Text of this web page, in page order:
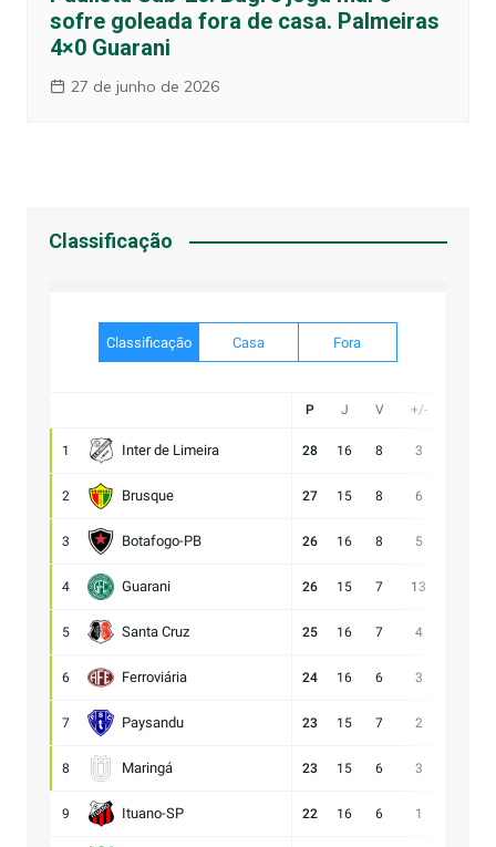
sofre goleada fora de casa. Palmeiras
4×0 Guarani
27 de junho de 2026
Classificação
Classificação Casa Fora
P J V +/-
1 Inter de Limeira 28 16 8 3
2 Brusque 27 15 8 6
3 Botafogo-PB 26 16 8 5
4 Guarani 26 15 7 13
5 Santa Cruz 25 16 7 4
6 Ferroviária 24 16 6 3
7 Paysandu 23 15 7 2
8 Maringá 23 15 6 3
9 Ituano-SP 22 16 6 1